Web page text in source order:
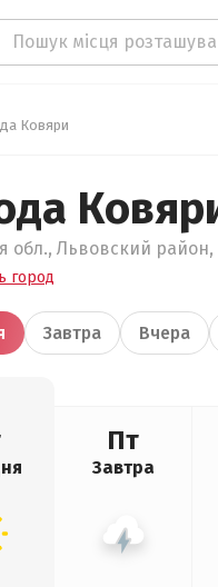
Ковяри
обл., Львовский район,
город
Завтра Вчера
Пт
Завтра